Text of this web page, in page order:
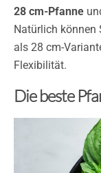
28 cm-Pfanne
Natürlich können
als 28 cm-
Flexibilität.
Die beste